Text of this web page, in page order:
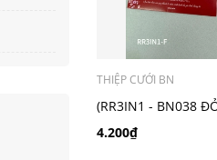
THIỆP CƯỚI BN
(RR3IN1 - BN038
3 Có Bao Thư 3IN1
4.200₫